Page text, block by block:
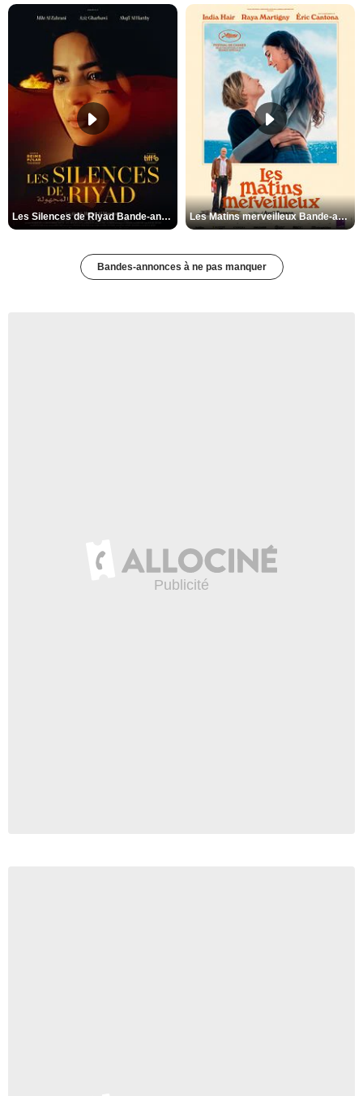
Les Silences de Riyad Bande-annonce VO STFR Les Matins merveilleux Bande-annonce VF
Bandes-annonces à ne pas manquer